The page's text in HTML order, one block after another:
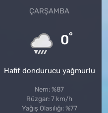
ÇARŞAMBA
0°
Hafif dondurucu yağmurlu
Nem: %87
Rüzgar: 7 km/h
Yağış Olasılığı: %77